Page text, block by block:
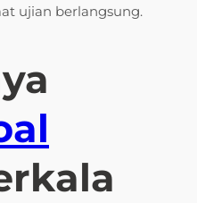
ujian berlangsung.